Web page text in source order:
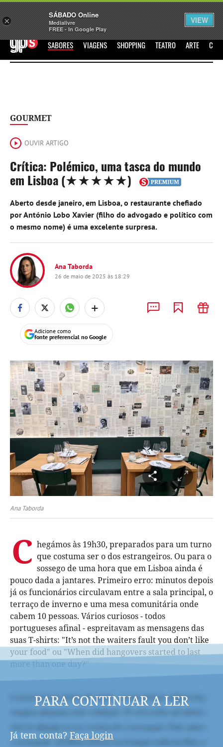
Sábado Assine Iniciar Sessão
GPS SABORES VIAGENS SHOPPING TEATRO ARTE
GOURMET
OUVIR ARTIGO
Crítica: Polémico, uma tasca do mundo
em Lisboa (★★★★★)
Aberto desde janeiro, em Lisboa, o restaurante chefiado
por António Lobo Xavier (filho do advogado e político com
o mesmo nome) é uma excelente surpresa.
Ana Taborda
26 de maio de 2025 às 18:29
+
Adicione como
fonte preferencial no Google
Ana Taborda
C hegámos às 19h30, preparados para um turno
que costuma ser o dos estrangeiros. Ou para o
sossego de uma hora que em Lisboa ainda é
pouco dada a jantares. Primeiro erro: minutos depois
já os funcionários circulavam entre a sala principal, o
terraço de inverno e uma mesa comunitária onde
cabem 10 pessoas. Vários curiosos - todos
portugueses afinal - espreitavam as mensagens das
suas T-shirts: "It’s not the waiters fault you don’t like
your food" ou "When did hangovers started to last
more than one day?"
PARA CONTINUAR A LER
Já tem conta? Faça login
×
SÁBADO Online
Medialivre
FREE - In Google Play
VIEW